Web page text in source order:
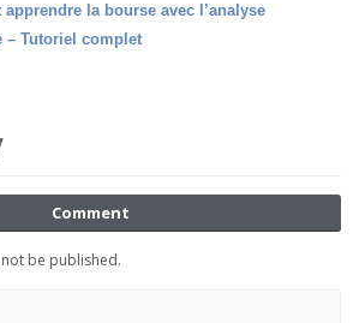
apprendre la bourse avec l’analyse
– Tutoriel complet
Comment
be published.